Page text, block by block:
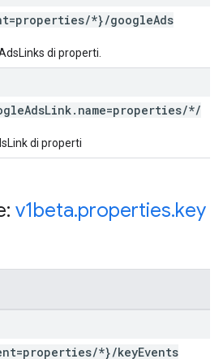
/*}/googleAds
di properti.
AdsLink. name=properties/*/
di properti
v1beta.properties.key
/*}/keyEvents